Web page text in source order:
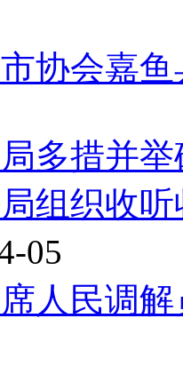
协会嘉
多措并
组织收
05
人民调